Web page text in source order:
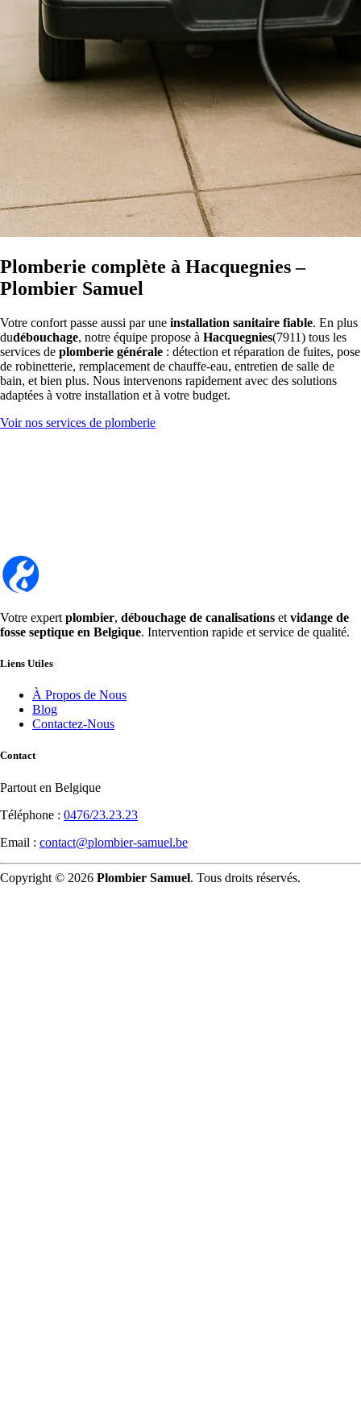
Plomberie complète à Hacquegnies –
Plombier Samuel
Votre confort passe aussi par une installation sanitaire fiable. En plus
dudébouchage, notre équipe propose à Hacquegnies(7911) tous les
services de plomberie générale : détection et réparation de fuites, pose
de robinetterie, remplacement de chauffe-eau, entretien de salle de
bain, et bien plus. Nous intervenons rapidement avec des solutions
adaptées à votre installation et à votre budget.
Voir nos services de plomberie
Votre expert plombier, débouchage de canalisations et vidange de
fosse septique en Belgique. Intervention rapide et service de qualité.
Liens Utiles
À Propos de Nous
Blog
Contactez-Nous
Contact
Partout en Belgique
Téléphone : 0476/23.23.23
Email : contact@plombier-samuel.be
Copyright © 2026 Plombier Samuel. Tous droits réservés.